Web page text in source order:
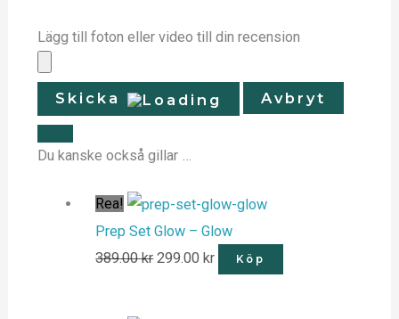
Lägg till foton eller video till din recension
Skicka Avbryt
Du kanske också gillar …
Rea!
Prep Set Glow – Glow
389.00kr 299.00kr Köp